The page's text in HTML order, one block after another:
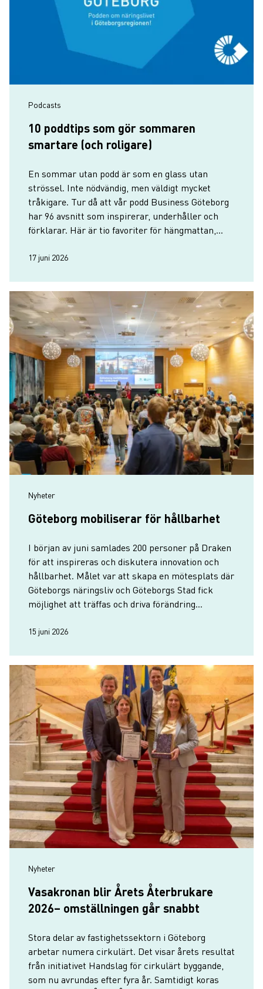
Podcasts
10 poddtips som gör sommaren
smartare (och roligare)
En sommar utan podd är som en glass utan
strössel. Inte nödvändig, men väldigt mycket
tråkigare. Tur då att vår podd Business Göteborg
har 96 avsnitt som inspirerar, underhåller och
förklarar. Här är tio favoriter för hängmattan,
17 juni 2026
Nyheter
Göteborg mobiliserar för hållbarhet
I början av juni samlades 200 personer på Draken
för att inspireras och diskutera innovation och
hållbarhet. Målet var att skapa en mötesplats där
Göteborgs näringsliv och Göteborgs Stad fick
möjlighet att träffas och driva förändring
15 juni 2026
Nyheter
Vasakronan blir Årets Återbrukare
2026– omställningen går snabbt
Stora delar av fastighetssektorn i Göteborg
arbetar numera cirkulärt. Det visar årets resultat
från initiativet Handslag för cirkulärt byggande,
som nu avrundas efter fyra år. Samtidigt koras